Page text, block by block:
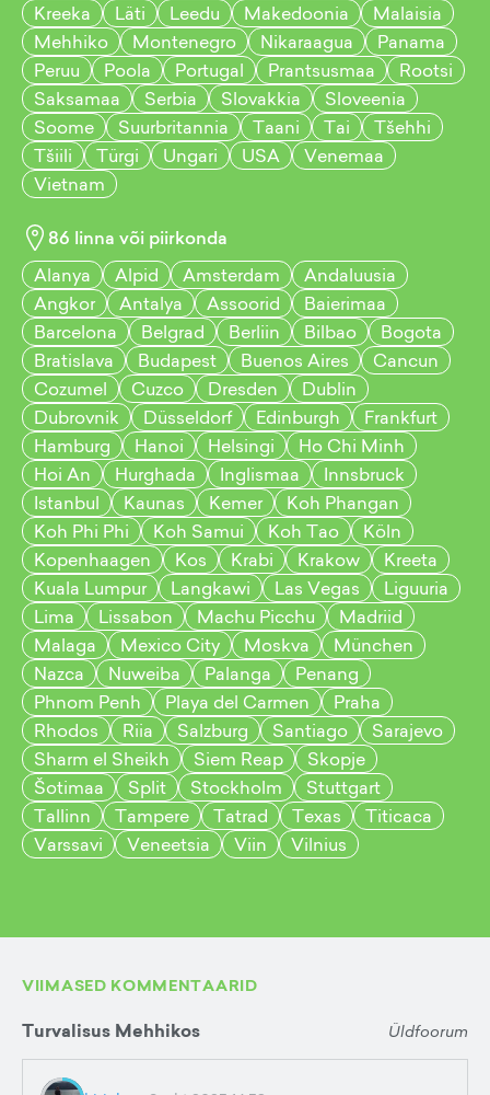
Kreeka
Läti Leedu Makedoonia
Malaisia
Mehhiko
Montenegro Nikaraagua
Panama
Peruu
Poola Portugal Prantsusmaa
Rootsi
Saksamaa
Serbia Slovakkia
Sloveenia
Soome
Suurbritannia Taani Tai
Tšehhi
Tšiili
Türgi Ungari USA
Venemaa
Vietnam
86 linna või piirkonda
Alanya
Alpid Amsterdam
Andaluusia
Angkor
Antalya Assoorid
Baierimaa
Barcelona
Belgrad Berliin Bilbao
Bogota
Bratislava
Budapest Buenos Aires
Cancun
Cozumel
Cuzco Dresden
Dublin
Dubrovnik
Düsseldorf Edinburgh
Frankfurt
Hamburg
Hanoi Helsingi
Ho Chi Minh
Hoi An
Hurghada Inglismaa
Innsbruck
Istanbul
Kaunas Kemer
Koh Phangan
Koh Phi Phi
Koh Samui Koh Tao
Köln
Kopenhaagen
Kos Krabi Krakow
Kreeta
Kuala Lumpur
Langkawi Las Vegas
Liguuria
Lima
Lissabon Machu Picchu
Madriid
Malaga
Mexico City Moskva
München
Nazca
Nuweiba Palanga
Penang
Phnom Penh
Playa del Carmen
Praha
Rhodos
Riia Salzburg Santiago
Sarajevo
Sharm el Sheikh
Siem Reap
Skopje
Šotimaa
Split Stockholm
Stuttgart
Tallinn
Tampere Tatrad Texas
Titicaca
Varssavi
Veneetsia Viin Vilnius
VIIMASED KOMMENTAARID
Turvalisus Mehhikos Üldfoorum